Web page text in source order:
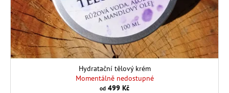
Hydratační tělový krém
Momentálně nedostupné
od 499 Kč